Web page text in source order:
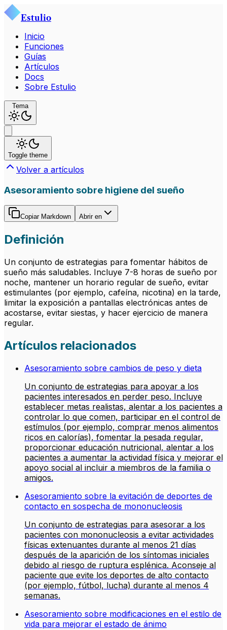
Estulio
Inicio
Funciones
Guías
Artículos
Docs
Sobre Estulio
Tema
Toggle theme
Volver a artículos
Asesoramiento sobre higiene del sueño
Copiar Markdown Abrir en
Definición
Un conjunto de estrategias para fomentar hábitos de
sueño más saludables. Incluye 7-8 horas de sueño por
noche, mantener un horario regular de sueño, evitar
estimulantes (por ejemplo, cafeína, nicotina) en la tarde,
limitar la exposición a pantallas electrónicas antes de
acostarse, evitar siestas, y hacer ejercicio de manera
regular.
Artículos relacionados
Asesoramiento sobre cambios de peso y dieta
Un conjunto de estrategias para apoyar a los
pacientes interesados en perder peso. Incluye
establecer metas realistas, alentar a los pacientes a
controlar lo que comen, participar en el control de
estímulos (por ejemplo, comprar menos alimentos
ricos en calorías), fomentar la pesada regular,
proporcionar educación nutricional, alentar a los
pacientes a aumentar la actividad física y mejorar el
apoyo social al incluir a miembros de la familia o
amigos.
Asesoramiento sobre la evitación de deportes de
contacto en sospecha de mononucleosis
Un conjunto de estrategias para asesorar a los
pacientes con mononucleosis a evitar actividades
físicas extenuantes durante al menos 21 días
después de la aparición de los síntomas iniciales
debido al riesgo de ruptura esplénica. Aconseje al
paciente que evite los deportes de alto contacto
(por ejemplo, fútbol, lucha) durante al menos 4
semanas.
Asesoramiento sobre modificaciones en el estilo de
vida para mejorar el estado de ánimo